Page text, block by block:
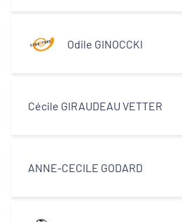
Odile GINOCCKI
Cécile GIRAUDEAU VETTER
ANNE-CECILE GODARD